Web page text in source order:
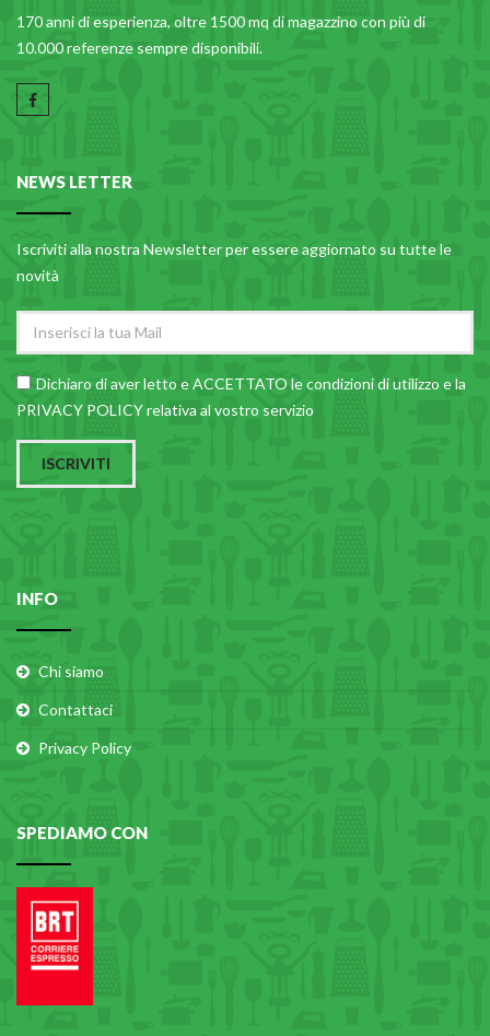
170 anni di esperienza, oltre 1500 mq di magazzino con più di
10.000 referenze sempre disponibili.
NEWS LETTER
Iscriviti alla nostra Newsletter per essere aggiornato su tutte le
novità
Dichiaro di aver letto e ACCETTATO lecondizioni di utilizzo e la
PRIVACY POLICY relativa al vostro servizio
ISCRIVITI
INFO
Chi siamo
Contattaci
Privacy Policy
SPEDIAMO CON